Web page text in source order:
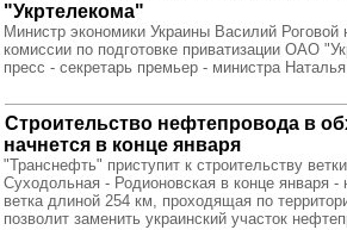
"Укртелекома"
Министр экономики Украины Василий Роговой
комиссии по подготовке приватизации ОАО
пресс - секретарь премьер - министра
Строительство нефтепровода в
начнется в конце января
"Транснефть" приступит к строительству
Суходольная - Родионовская в конце января
ветка длиной 254 км, проходящая по
позволит заменить украинский участок